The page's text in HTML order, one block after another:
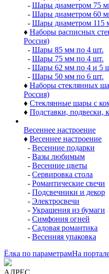
Золотые
Серебряные
Красные и бордовые
-Синие и голубые
-Белые, перламутровые
-Черные
Розовые
Зелёные
Фиолетовые и
-Оранжевые
-Коричневые
-Прозрачные
-Дымчатые
-Наборы
♦Стеклянные шары с
(Ёлочка, Россия)
-Шары диаметром 95 мм
Шары диаметром 85 мм
Шары диаметром 75 мм
Шары диаметром 60 мм
Шары диаметром 115
Наборы расписных
Россия)
Шары 85 мм по 4 шт.
Шары 75 мм по 4 шт.
Шары 62 мм по 4 и 5
Шары 50 мм по 6 шт.
Наборы стеклянных
Россия)
Стеклянные шары с
♦